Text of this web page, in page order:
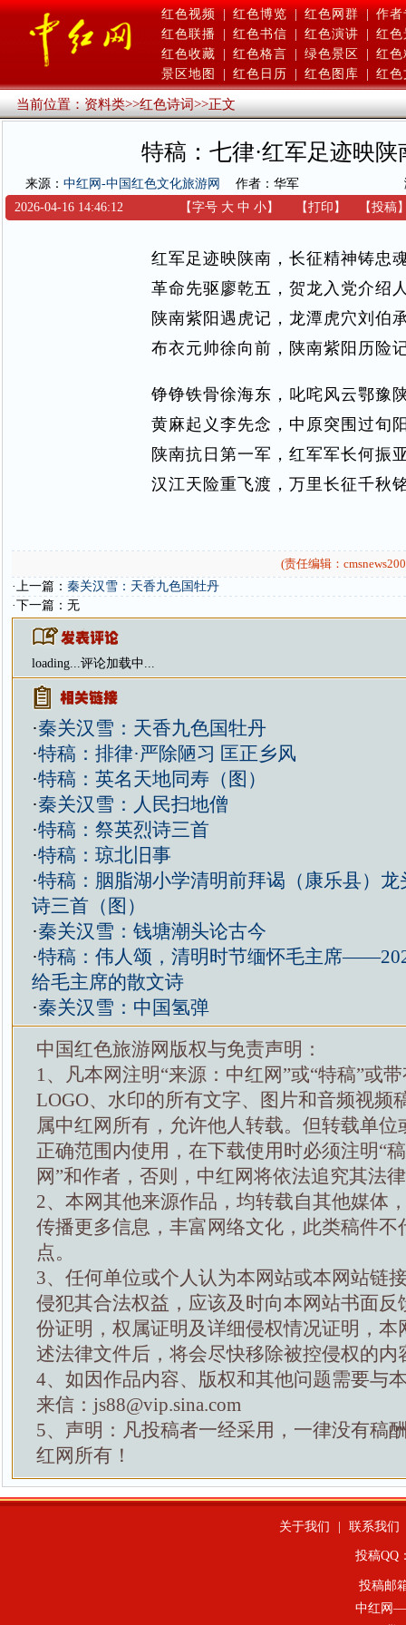
红色视频 | 红色博览 | 红色网群 | 作者
红色联播
红色书信 红色演讲
红色
红色收藏
红色格言 绿色景区
红色
景区地图
红色日历 红色图库 红色
当前位置：资料类>>红色诗词>>正文
特稿：七律·红军足迹映陕
来源： 中红网-中国红色文化旅游网 作者：华军
2026-04-16 14:46:12
【字号 大 中 小】 【打印 】 【投稿
红军足迹映陕南，长征精神铸忠
革命先驱廖乾五，贺龙入党介绍
陕南紫阳遇虎记，龙潭虎穴刘伯
布衣元帅徐向前，陕南紫阳历险
铮铮铁骨徐海东，叱咤风云鄂豫
黄麻起义李先念，中原突围过旬
陕南抗日第一军，红军军长何振
汉江天险重飞渡，万里长征千秋
(责任编辑：
·上一篇： 秦关汉雪：天香九色国牡丹
·下一篇：无
loading...评论加载中...
·秦关汉雪：天香九色国牡丹
·特稿：排律·严除陋习 匡正乡风
·特稿：英名天地同寿（图）
·秦关汉雪：人民扫地僧
·特稿：祭英烈诗三首
·特稿：琼北旧事
·特稿：胭脂湖小学清明前拜谒（康乐县）龙
诗三首（图）
·秦关汉雪：钱塘潮头论古今
·特稿：伟人颂，清明时节缅怀毛主席
给毛主席的散文诗
·秦关汉雪：中国氢弹
中国红色旅游网版权与免责声明：
1、凡本网注明“来源：中红网”或“特稿”或
LOGO、水印的所有文字、图片和音频视频
属中红网所有，允许他人转载。但转载单位
正确范围内使用，在下载使用时必须注明“
网”和作者，否则，中红网将依法追究其法
2、本网其他来源作品，均转载自其他媒体
传播更多信息，丰富网络文化，此类稿件不
点。
3、任何单位或个人认为本网站或本网站链
侵犯其合法权益，应该及时向本网站书面反
份证明，权属证明及详细侵权情况证明，本
述法律文件后，将会尽快移除被控侵权的内
4、如因作品内容、版权和其他问题需要与
来信：js88@vip.sina.com
5、声明：凡投稿者一经采用，一律没有稿
红网所有！
关于我们 联系我们
投稿QQ
投稿邮
中红网—